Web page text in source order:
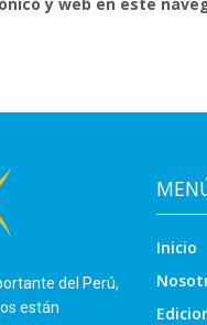
del Perú,
están
Inicio